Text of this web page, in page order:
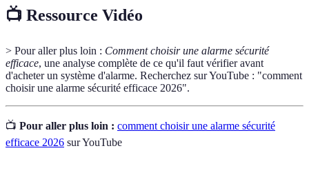
📺 Ressource Vidéo
> Pour aller plus loin : Comment choisir une alarme sécurité
efficace, une analyse complète de ce qu'il faut vérifier avant
d'acheter un système d'alarme. Recherchez sur YouTube : "comment
choisir une alarme sécurité efficace 2026".
📺 Pour aller plus loin : comment choisir une alarme sécurité
efficace 2026 sur YouTube